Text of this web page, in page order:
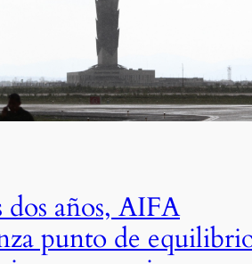
dos años, AIFA
punto de